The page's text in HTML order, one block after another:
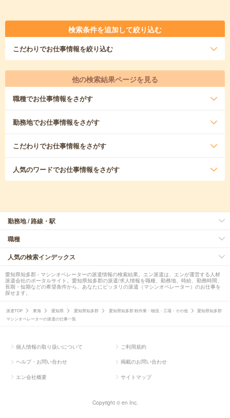
検索条件を追加して絞り込む
こだわりでお仕事情報を絞り込む
他の検索結果ページを見る
職種でお仕事情報をさがす
勤務地でお仕事情報をさがす
こだわりでお仕事情報をさがす
人気のワードでお仕事情報をさがす
勤務地 / 路線・駅
職種
人気の検索インデックス
愛知県知多郡 - マシンオペレーターの派遣情報の検索結果。エン派遣は、エンが運営する人材
派遣会社のポータルサイト。愛知県知多郡の派遣/求人情報を職種、勤務地、時給、勤務時間、
長期・短期などの希望条件から、あなたにピッタリの派遣（マシンオペレーター）のお仕事を
探せます。
派遣TOP 東海 愛知県 愛知県知多郡 愛知県知多郡 軽作業・物流・工場・その他
愛知県知多郡
マシンオペレーターの派遣の仕事一覧
個人情報の取り扱いについて ご利用規約
ヘルプ・お問い合わせ 掲載のお問い合わせ
エン会社概要 サイトマップ
Copyright © en Inc.